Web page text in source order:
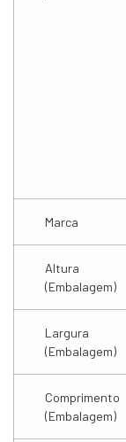
Marca
Altura
(Embalagem)
Largura
(Embalagem)
Comprimento
(Embalagem)